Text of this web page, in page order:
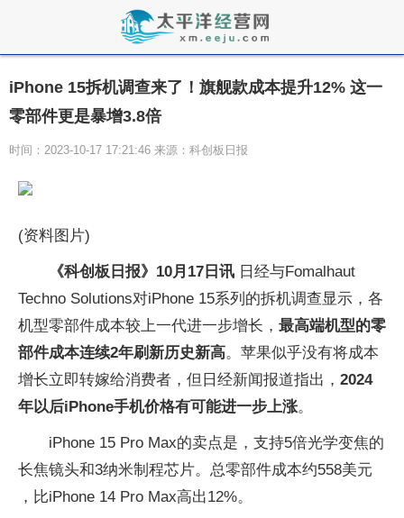
iPhone 15拆机调查来了！旗舰款成本提升12% 这一
零部件更是暴增3.8倍
时间：2023-10-17 17:21:46 来源：科创板日报
(资料图片)
《科创板日报》10月17日讯 日经与Fomalhaut
Techno Solutions对iPhone 15系列的拆机调查显示，各
机型零部件成本较上一代进一步增长， 最高端机型的零
部件成本连续2年刷新历史新高。苹果似乎没有将成本
增长立即转嫁给消费者，但日经新闻报道指出， 2024
年以后iPhone手机价格有可能进一步上涨。
iPhone 15 Pro Max的卖点是，支持5倍光学变焦的
长焦镜头和3纳米制程芯片。总零部件成本约558美元
，比iPhone 14 Pro Max高出12%。